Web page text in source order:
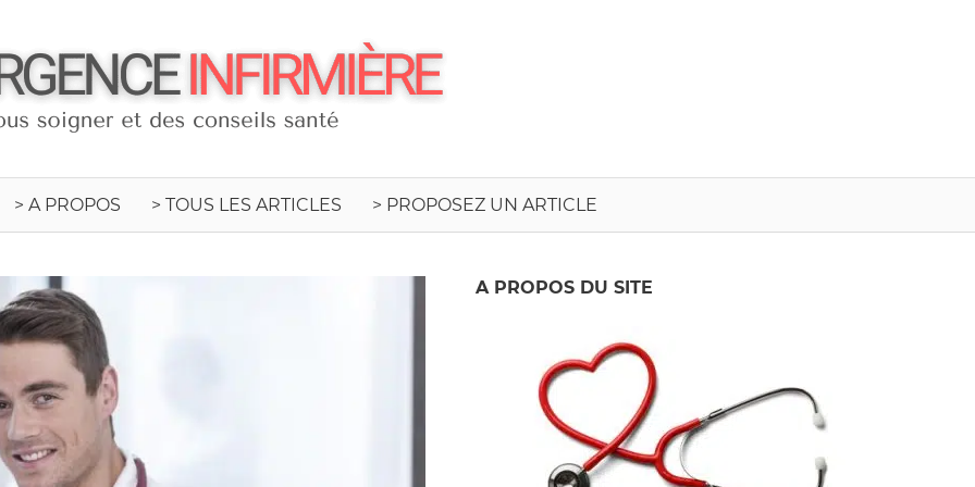
> A PROPOS > TOUS LES ARTICLES > PROPOSEZ UN ARTICLE
A PROPOS DU SITE